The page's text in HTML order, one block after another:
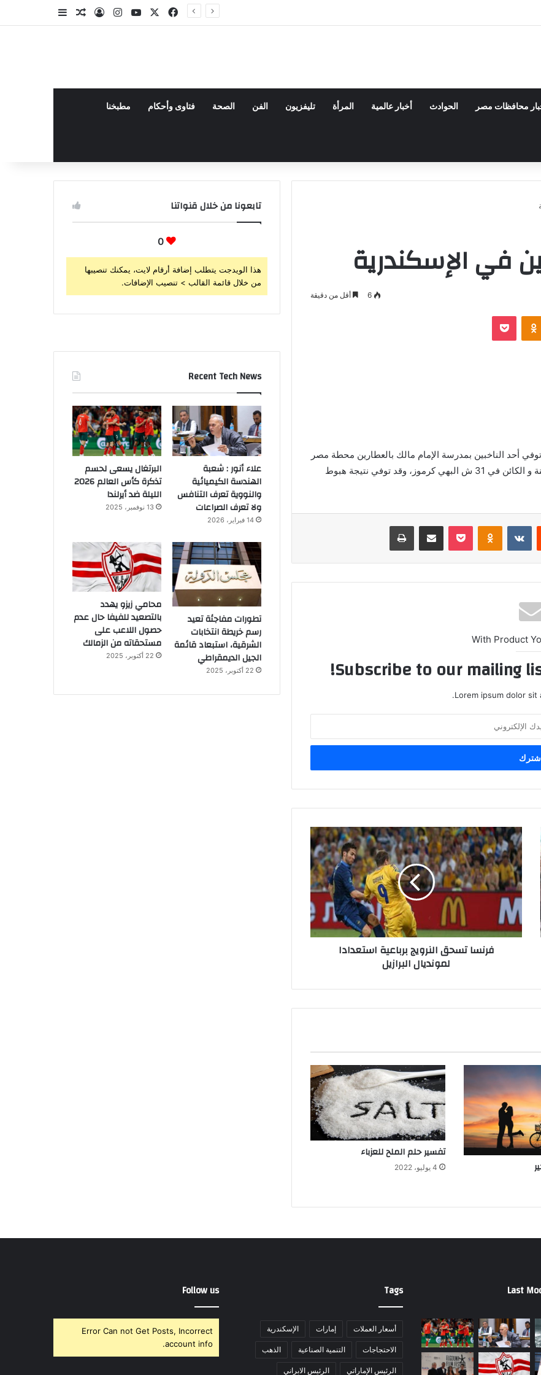
والنووية تعرف التنافس ولا تعرف الصراعات فيسبوك ‫YouTube
انستقرامتسجيل الدخول
مقال عشوائي
إضافة عمود
محافظات مصر الحوادث أخبار عالمية المرأة تليفزيون الفن الصحة فتاوى وأحكام مطبخنا
في الإسكندرية
6 أقل من دقيقة
Odnoklassniki
‫Pocket
أحد الناخبين بمدرسة الإمام مالك بالعطارين محطة مصر
، أثناء الإدلاء بصوته ، ويدعي / موسي أحمد الطباخ 90 سنة و الكائن في 31 ش البهي كرموز، وقد توفي نتيجة هبوط
Odnoklassniki
‫Pocket مشاركة عبر البريد طباعة
With Product
Subscribe to our mailing
Lorem ipsum dolor sit
فرنسا تسحق النرويج برباعية استعدادا
لمونديال البرازيل
تفسير حلم الملح للعزباء
4 يوليو، 2022
تابعونا من خلال قنواتنا
0
هذا الويدجت يتطلب إضافة أرقام لايت، يمكنك تنصيبها
من خلال قائمة القالب > تنصيب الإضافات.
Recent Tech News
علاء أنور : شعبة
الهندسة الكيميائية
والنووية تعرف التنافس
ولا تعرف الصراعات
14 فبراير، 2026
البرتغال يسعى لحسم
تذكرة كأس العالم 2026
الليلة ضد أيرلندا
13 نوفمبر، 2025
تطورات مفاجئة تعيد
رسم خريطة انتخابات
الشرقية، استبعاد قائمة
الجيل الديمقراطي
22 أكتوبر، 2025
محامي زيزو يهدد
بالتصعيد للفيفا حال عدم
حصول اللاعب على
مستحقاته من الزمالك
22 أكتوبر، 2025
Last
Tags
أسعار العملات إمارات الإسكندرية
الاحتجاجات التنمية الصناعية الذهب
الرئيس الإماراتي الرئيس الابراني
Follow us
Error Can not Get Posts, Incorrect
account info.